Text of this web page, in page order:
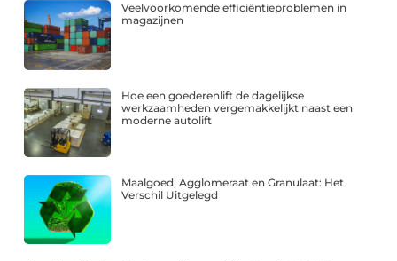
Veelvoorkomende efficiëntieproblemen in
magazijnen
Hoe een goederenlift de dagelijkse
werkzaamheden vergemakkelijkt naast een
moderne autolift
Maalgoed, Agglomeraat en Granulaat: Het
Verschil Uitgelegd